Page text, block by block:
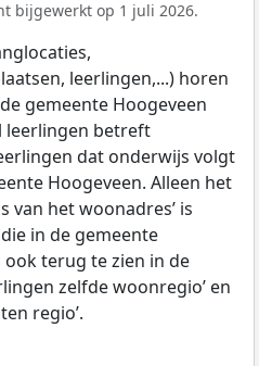
bijgewerkt op 1 juli 2026.
leerlingen,...) horen
gemeente Hoogeveen
leerlingen betreft
dat onderwijs volgt
Hoogeveen. Alleen het
van het woonadres’ is
in de gemeente
terug te zien in de
zelfde woonregio’ en
regio’.